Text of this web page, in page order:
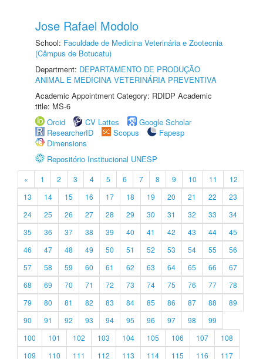
Jose Rafael Modolo
School: Faculdade de Medicina Veterinária e Zootecnia
(Câmpus de Botucatu)
Department: DEPARTAMENTO DE PRODUÇÃO
ANIMAL E MEDICINA VETERINÁRIA PREVENTIVA
Academic Appointment Category: RDIDP Academic
title: MS-6
Orcid
CV Lattes
Google Scholar
ResearcherID
Scopus
Fapesp
Dimensions
Repositório Institucional UNESP
« 1 2 3 4 5 6 7 8 9 10 11
12
13
14 15 16 17 18 19 20 21 22
23
24
25 26 27 28 29 30 31 32 33
34
35
36 37 38 39 40 41 42 43 44
45
46
47 48 49 50 51 52 53 54 55
56
57
58 59 60 61 62 63 64 65 66
67
68
69 70 71 72 73 74 75 76 77
78
79
80 81 82 83 84 85 86 87 88
89
90
91 92 93 94 95 96 97 98
99
100
101 102 103 104 105 106 107
108
109
110 111 112 113 114 115 116
117